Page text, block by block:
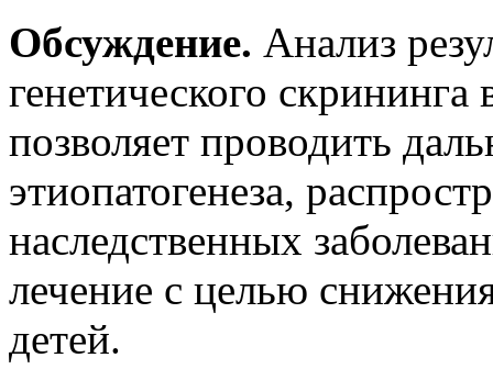
Обсуждение. Анализ
генетического
позволяет проводить
этиопатогенеза,
наследственных
лечение с целью
детей.